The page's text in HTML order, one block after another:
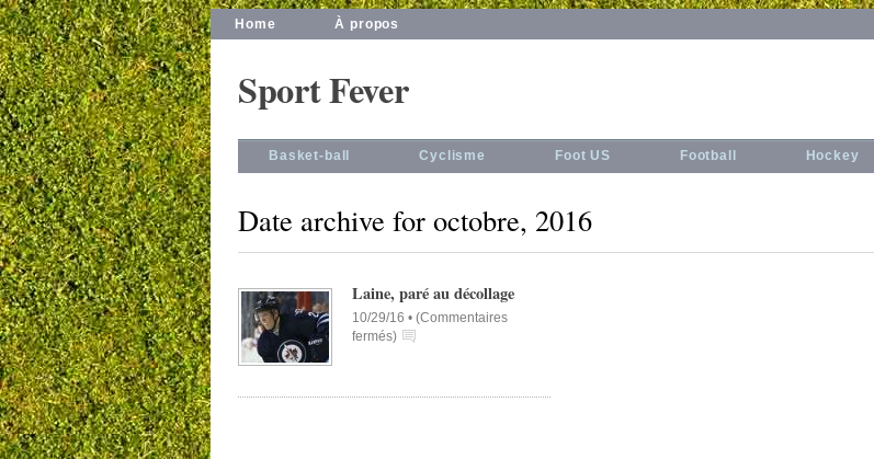
Home À propos
Sport Fever
Basket-ball Cyclisme Foot US Football Hockey
Date archive for octobre, 2016
Laine, paré au décollage
10/29/16 • (Commentaires
fermés)